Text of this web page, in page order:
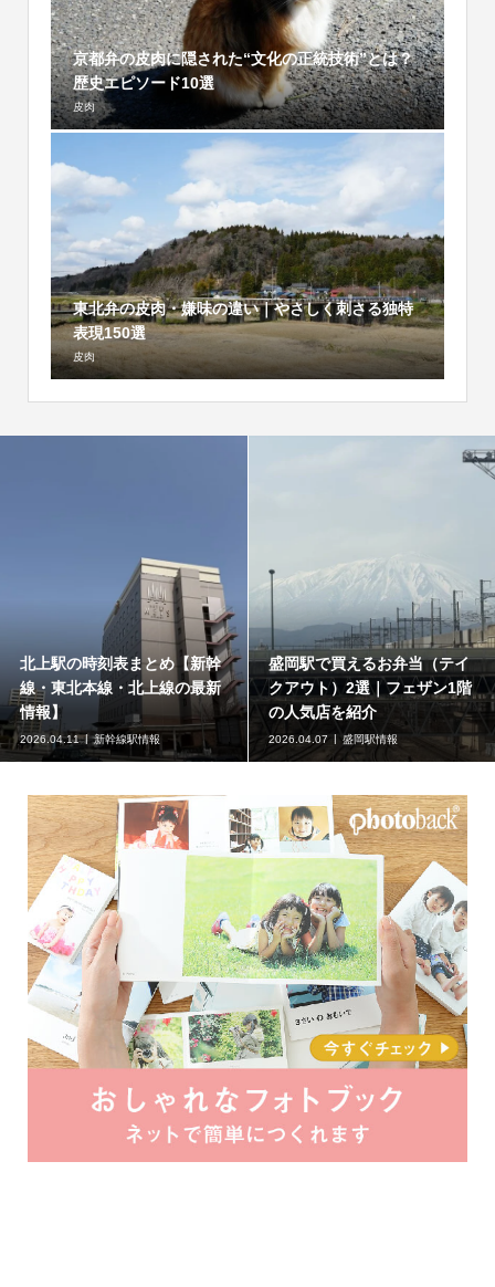
京都弁の皮肉に隠された“文化の正統技術”とは？
歴史エピソード10選
皮肉
東北弁の皮肉・嫌味の違い｜やさしく刺さる独特
表現150選
皮肉
北上駅の時刻表まとめ【新幹
線・東北本線・北上線の最新
情報】
2026.04.11 新幹線駅情報
盛岡駅で買えるお弁当（テイ
クアウト）2選｜フェザン1階
の人気店を紹介
2026.04.07 盛岡駅情報